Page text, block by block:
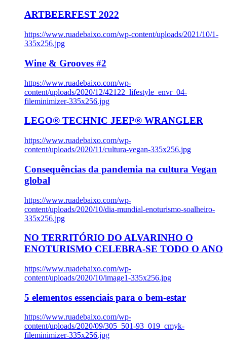
ARTBEERFEST 2022
https://www.ruadebaixo.com/wp-content/uploads/2021/10/1-
335x256.jpg
Wine & Grooves #2
https://www.ruadebaixo.com/wp-
content/uploads/2020/12/42122_lifestyle_envr_04-
fileminimizer-335x256.jpg
LEGO® TECHNIC JEEP® WRANGLER
https://www.ruadebaixo.com/wp-
content/uploads/2020/11/cultura-vegan-335x256.jpg
Consequências da pandemia na cultura Vegan
global
https://www.ruadebaixo.com/wp-
content/uploads/2020/10/dia-mundial-enoturismo-soalheiro-
335x256.jpg
NO TERRITÓRIO DO ALVARINHO O
ENOTURISMO CELEBRA-SE TODO O ANO
https://www.ruadebaixo.com/wp-
content/uploads/2020/10/image1-335x256.jpg
5 elementos essenciais para o bem-estar
https://www.ruadebaixo.com/wp-
content/uploads/2020/09/305_501-93_019_cmyk-
fileminimizer-335x256.jpg